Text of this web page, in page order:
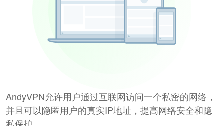
AndyVPN允许用户通过互联网访问一个私密的网络，
并且可以隐匿用户的真实IP地址，提高网络安全和隐